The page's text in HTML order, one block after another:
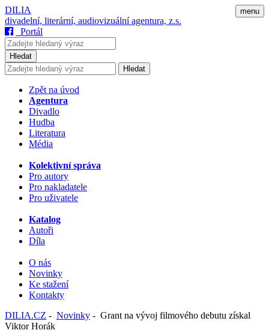
menu
DILIA
divadelní, literární, audiovizuální agentura, z.s.
Portál
Hledat
Hledat
Zpět na úvod
Agentura
Divadlo
Hudba
Literatura
Média
Kolektivní správa
Pro autory
Pro nakladatele
Pro uživatele
Katalog
Autoři
Díla
O nás
Novinky
Ke stažení
Kontakty
DILIA.CZ - Novinky - Grant na vývoj filmového debutu získal
Viktor Horák